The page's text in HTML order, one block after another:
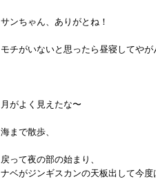
サンちゃん、ありがとね！
モチがいないと思ったら昼寝してやが
月がよく見えたな〜
海まで散歩、
戻って夜の部の始まり、
ナベがジンギスカンの天板出して今度